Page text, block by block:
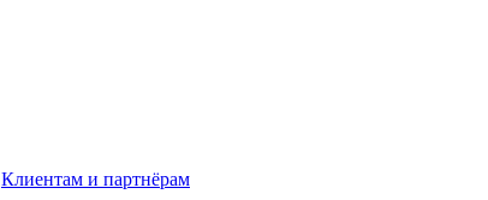
Клиентам и партнёрам